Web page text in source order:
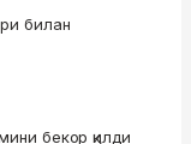
билан
бекор қилди